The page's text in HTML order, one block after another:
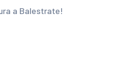
a Balestrate!